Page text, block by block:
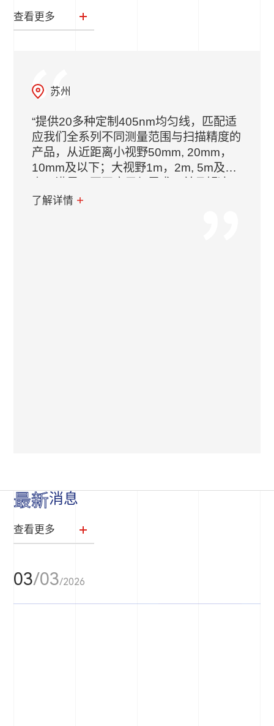
查看更多
苏州
“提供20多种定制405nm均匀线，匹配适
应我们全系列不同测量范围与扫描精度的
产品，从近距离小视野50mm, 20mm，
10mm及以下；大视野1m，2m, 5m及以
困扰已久的405nm激光器镜片一直被污
了解详情
最新消息
查看更多
03/03/2026